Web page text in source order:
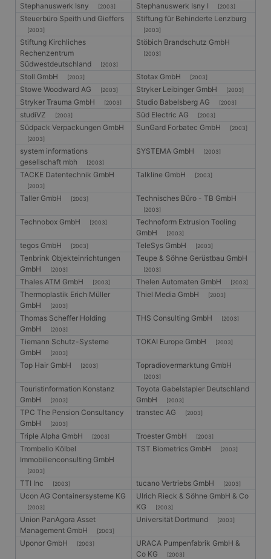
Stephanuswerk Isny [2003] Stephanuswerk Isny I [2003]
Steuerbüro Speith und Gieffers
[2003]
Stiftung für Behinderte Lenzburg
[2003]
Stiftung Kirchliches
Rechenzentrum
Südwestdeutschland
[2003]
Stöbich Brandschutz GmbH
[2003]
Stoll GmbH [2003] Stotax GmbH [2003]
Stowe Woodward AG [2003] Stryker Leibinger GmbH [2003]
Stryker Trauma GmbH [2003] Studio Babelsberg AG [2003]
studiVZ [2003] Süd Electric AG [2003]
Südpack Verpackungen GmbH
[2003]
SunGard Forbatec GmbH [2003]
system informations
gesellschaft mbh
[2003]
SYSTEMA GmbH [2003]
TACKE Datentechnik GmbH
[2003]
Talkline GmbH [2003]
Taller GmbH [2003] Technisches Büro - TB GmbH
[2003]
Technobox GmbH [2003]
Technoform Extrusion Tooling
GmbH
[2003]
tegos GmbH [2003] TeleSys GmbH [2003]
Tenbrink Objekteinrichtungen
GmbH
[2003]
Teupe & Söhne Gerüstbau GmbH
[2003]
Thales ATM GmbH [2003] Thelen Automaten GmbH [2003]
Thermoplastik Erich Müller
GmbH
[2003]
Thiel Media GmbH [2003]
Thomas Scheffer Holding
GmbH
[2003]
THS Consulting GmbH [2003]
Tiemann Schutz-Systeme
GmbH
[2003]
TOKAI Europe GmbH [2003]
Top Hair GmbH [2003] Topradiovermarktung GmbH
[2003]
Touristinformation Konstanz
GmbH
[2003]
Toyota Gabelstapler Deutschland
GmbH
[2003]
TPC The Pension Consultancy
GmbH
[2003]
transtec AG [2003]
Triple Alpha GmbH [2003] Troester GmbH [2003]
Trombello Kölbel
Immobilienconsulting GmbH
[2003]
TST Biometrics GmbH [2003]
TTI Inc [2003] tucano Vertriebs GmbH [2003]
Ucon AG Containersysteme KG
[2003]
Ulrich Rieck & Söhne GmbH & Co
KG
[2003]
Union PanAgora Asset
Management GmbH
[2003]
Universität Dortmund [2003]
Uponor GmbH [2003]
URACA Pumpenfabrik GmbH &
Co KG
[2003]